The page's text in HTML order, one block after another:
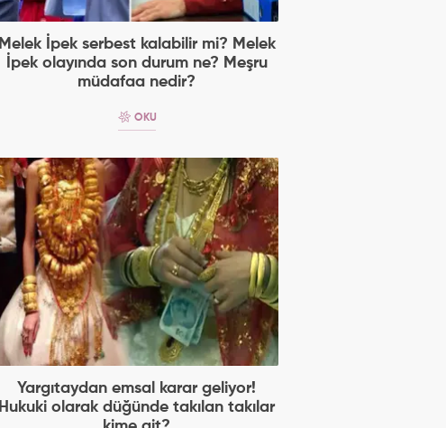
Melek İpek serbest kalabilir mi? Melek
İpek olayında son durum ne? Meşru
müdafaa nedir?
OKU
Yargıtaydan emsal karar geliyor!
Hukuki olarak düğünde takılan takılar